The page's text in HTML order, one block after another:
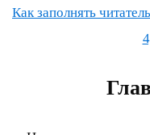
Как заполнять